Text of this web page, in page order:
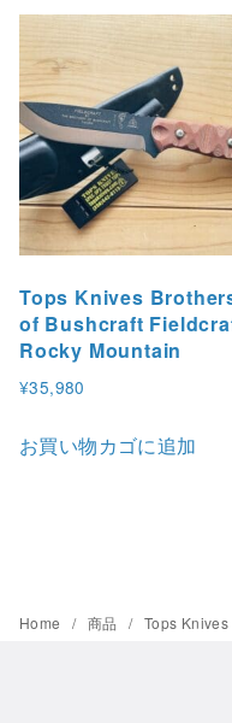
Tops Knives
of Bushcraft
Rocky Mountain
¥35,980
お買い物カゴに追加
Home 商品 Tops